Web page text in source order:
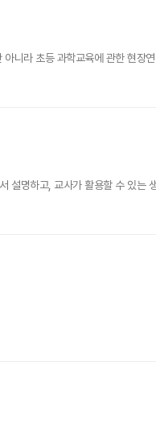
니라 초등 과학교육에 관한 현
설명하고, 교사가 활용할 수 있는